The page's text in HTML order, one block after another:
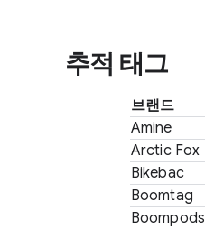
추적 태그
브랜드
Amine
Arctic Fox
Bikebac
Boomtag
Boompods